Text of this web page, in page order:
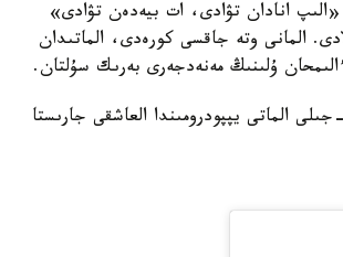
انادان تۋادى، ات بيەدەن تۋادى»
المانى وتە جاقسى كورەدى، الماتىدان
ۇلىنىڭ مەنەدجەرى بەرىك سۇلتان.
ايتا كەتەيىك، كابيرحان 2020-جىلى ا ق ش- تا تۋعان. ال 2022-جىلى الماتى يپپودرومىندا العاشقى جارىستا